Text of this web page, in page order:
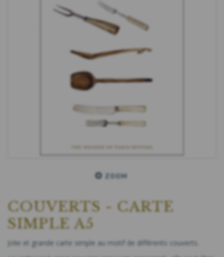
ZOOM
COUVERTS - CARTE
SIMPLE A5
Jolie et grande carte simple au motif de différents couverts.